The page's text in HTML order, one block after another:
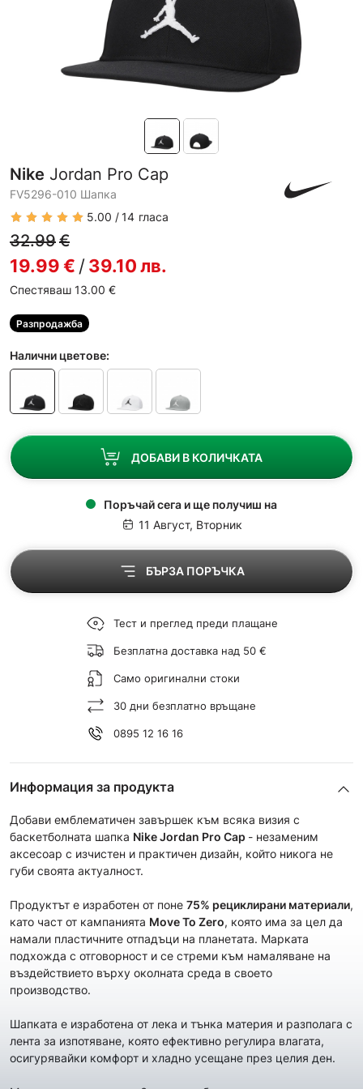
Nike Jordan Pro Cap
FV5296-010 Шапка
5.00
14 гласа
32.99€
19.99€ /39.10лв.
Спестяваш 13.00 €
Разпродажба
Налични цветове:
ДОБАВИ В КОЛИЧКАТА
Поръчай сега и ще получиш на
11 Август, Вторник
БЪРЗА ПОРЪЧКА
Тест и преглед преди плащане
Безплатна доставка над 50 €
Само оригинални стоки
30 дни безплатно връщане
0895 12 16 16
Информация за продукта
Добави емблематичен завършек към всяка визия с
баскетболната шапка Nike Jordan Pro Cap - незаменим
аксесоар с изчистен и практичен дизайн, който никога не
губи своята актуалност.
Продуктът е изработен от поне 75% рециклирани материали,
като част от кампанията Move To Zero, която има за цел да
намали пластичните отпадъци на планетата. Марката
подхожда с отговорност и се стреми към намаляване на
въздействието върху околната среда в своето
производство.
Шапката е изработена от лека и тънка материя и разполага с
лента за изпотяване, която ефективно регулира влагата,
осигурявайки комфорт и хладно усещане през целия ден.